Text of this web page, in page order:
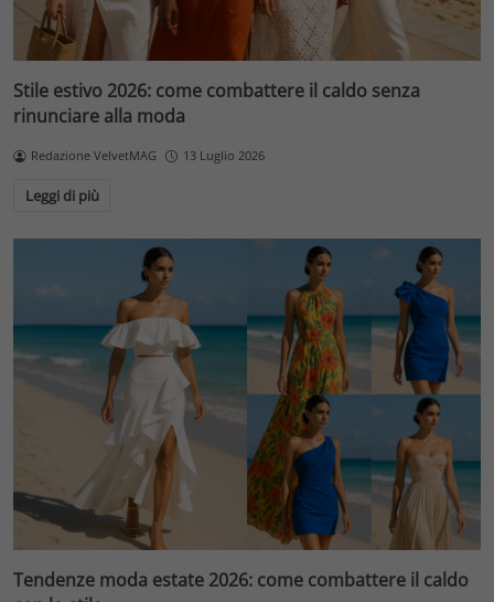
Stile estivo 2026: come combattere il caldo senza
rinunciare alla moda
Redazione VelvetMAG 13 Luglio 2026
Leggi di più
Tendenze moda estate 2026: come combattere il caldo